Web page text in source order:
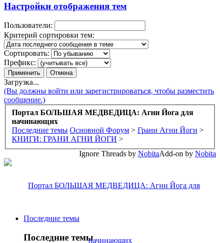
Настройки отображения тем
Пользователи:
Критерий сортировки тем:
Сортировать:
Префикс:
Загрузка...
(Вы должны войти или зарегистрироваться, чтобы разместить
сообщение.)
Портал БОЛЬШАЯ МЕДВЕДИЦА: Агни Йога для
начинающих
Последние темы Основной Форум > Грани Агни Йоги >
КНИГИ: ГРАНИ АГНИ ЙОГИ >
Add-on by Nobita
Ignore Threads by Nobita
Последние темы
Последние темы